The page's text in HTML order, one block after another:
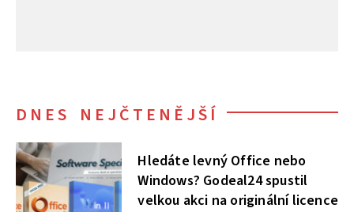
DNES NEJČTENĚJŠÍ
Hledáte levný Office nebo
Windows? Godeal24 spustil
velkou akci na originální licence